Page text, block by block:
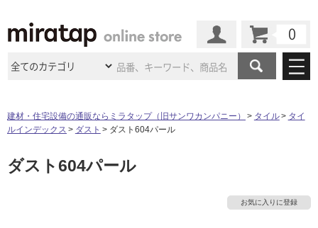
商品カテゴリ
キッチン
トイレ
施工事例
施工事例
インタビュー
ショールーム
ショールーム
建材・住宅設備の通販ならミラタップ（旧サンワカンパニー） タイル
タイ
ルインデックス
ダスト ダスト604パール
ダスト604パール
お気に入りに登録